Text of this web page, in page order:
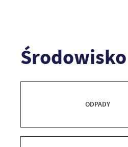
Środowisko
ODPADY